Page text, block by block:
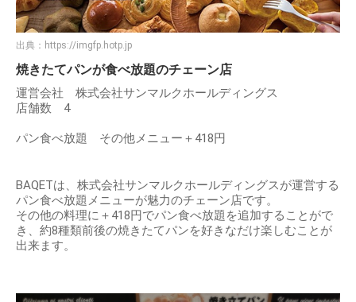
出典： https://imgfp.hotp.jp
焼きたてパンが食べ放題のチェーン店
運営会社 株式会社サンマルクホールディングス
店舗数 4
パン食べ放題 その他メニュー＋418円
BAQETは、株式会社サンマルクホールディングスが運営する
パン食べ放題メニューが魅力のチェーン店です。
その他の料理に＋418円でパン食べ放題を追加することがで
き、約8種類前後の焼きたてパンを好きなだけ楽しむことが
出来ます。